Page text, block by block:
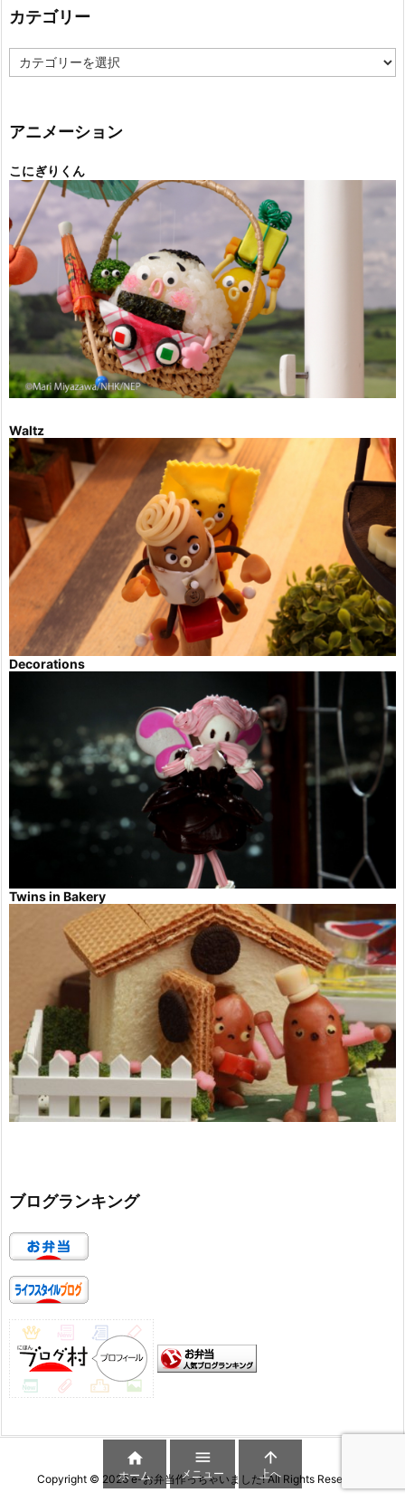
カテゴリー
テ
ー
アニメーション
こにぎりくん
Waltz
Decorations
Twins in Bakery
ブログランキング
Copyright © 2026 e-お弁当作っちゃいました!All Rights Reserved.

ホーム

メニュー

上へ